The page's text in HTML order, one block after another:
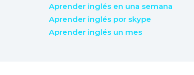
Aprender inglés en una semana
Aprender inglés por skype
Aprender inglés un mes